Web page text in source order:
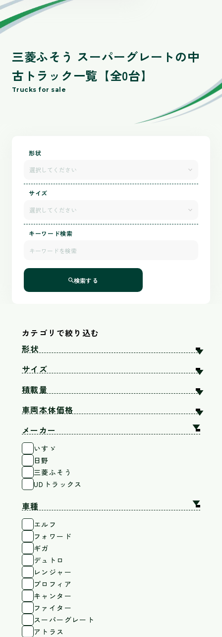
三菱ふそう スーパーグレートの中
古トラック一覧【全0台】
Trucks for sale
形状
選択してください
サイズ
選択してください
キーワード検索
検索する
カテゴリで絞り込む
形状
▼
サイズ
▼
積載量
▼
車両本体価格
▼
メーカー
▲
いすゞ
日野
三菱ふそう
UDトラックス
車種 ▲
エルフ
フォワード
ギガ
デュトロ
レンジャー
プロフィア
キャンター
ファイター
スーパーグレート
アトラス